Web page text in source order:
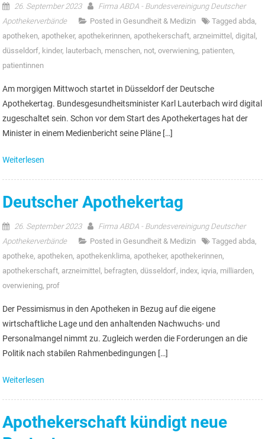
26. September 2023
Firma ABDA - Bundesvereinigung Deutscher
Apothekerverbände
Posted in Gesundheit & Medizin Tagged abda,
apotheken, apotheker, apothekerinnen, apothekerschaft, arzneimittel ,digital ,
düsseldorf, kinder, lauterbach, menschen, not,overwiening, patienten,
patientinnen
Am morgigen Mittwoch startet in Düsseldorf der Deutsche
Apothekertag. Bundesgesundheitsminister Karl Lauterbach wird digital
zugeschaltet sein. Schon vor dem Start des Apothekertages hat der
Minister in einem Medienbericht seine Pläne […]
Weiterlesen
Deutscher Apothekertag
26. September 2023
Firma ABDA - Bundesvereinigung Deutscher
Apothekerverbände
Posted in Gesundheit & Medizin Tagged abda,
apotheke, apotheken, apothekenklima, apotheker, apothekerinnen,
apothekerschaft, arzneimittel , befragten,düsseldorf, index, iqvia, milliarden,
overwiening, prof
Der Pessimismus in den Apotheken in Bezug auf die eigene
wirtschaftliche Lage und den anhaltenden Nachwuchs- und
Personalmangel nimmt zu. Zugleich werden die Forderungen an die
Politik nach stabilen Rahmenbedingungen […]
Weiterlesen
Apothekerschaft kündigt neue